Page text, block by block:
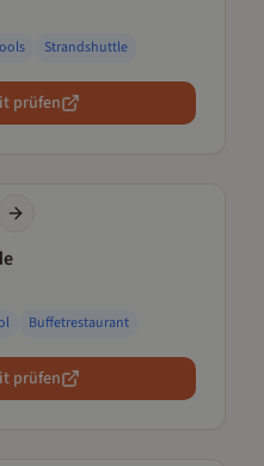
Strandshuttle
prüfen
slide
Next slide
Buffetrestaurant
prüfen